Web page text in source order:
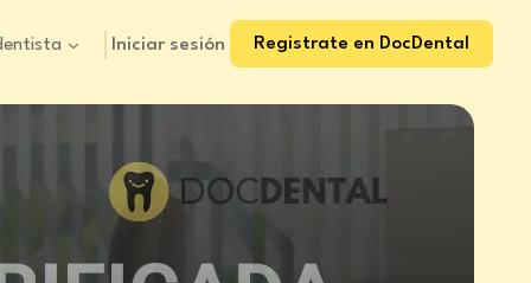
Iniciar sesión Registrate en DocDental